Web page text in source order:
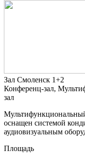
Зал Смоленск 1+2
Конференц-зал,
зал
оснащен системой
аудиовизуальным
Площадь